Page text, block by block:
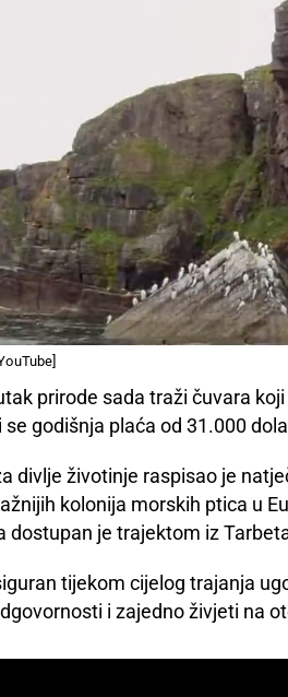
prirode sada traži čuvara
godišnja plaća od 31.000
divlje životinje raspisao je
kolonija morskih ptica u
dostupan je trajektom iz
tijekom cijelog trajanja
i zajedno živjeti na